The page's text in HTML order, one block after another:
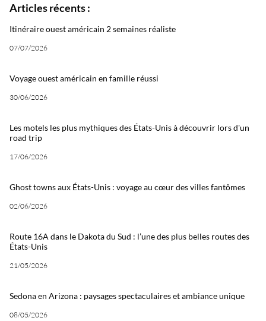
Articles récents :
Itinéraire ouest américain 2 semaines réaliste
07/07/2026
Voyage ouest américain en famille réussi
30/06/2026
Les motels les plus mythiques des États-Unis à découvrir lors d'un
road trip
17/06/2026
Ghost towns aux États-Unis : voyage au cœur des villes fantômes
02/06/2026
Route 16A dans le Dakota du Sud : l’une des plus belles routes des
États-Unis
21/05/2026
Sedona en Arizona : paysages spectaculaires et ambiance unique
08/05/2026